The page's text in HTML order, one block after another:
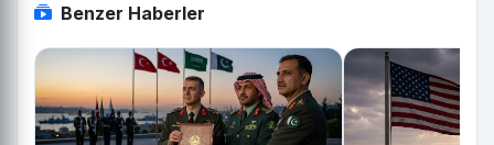
Benzer Haberler